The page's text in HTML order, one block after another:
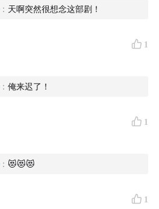
: 天啊突然很想念这部剧！
1
: 俺来迟了！
1
: 😻😻😻
1